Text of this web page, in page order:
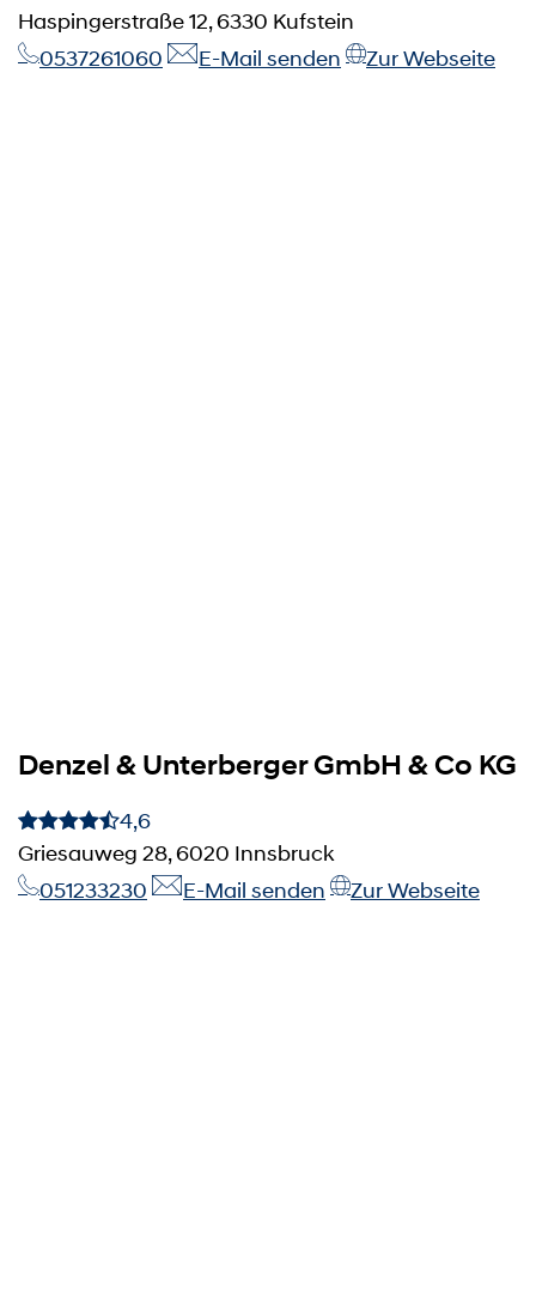
Haspingerstraße 12, 6330 Kufstein
0537261060
E-Mail senden Zur Webseite
Denzel & Unterberger GmbH & Co KG
4,6
Griesauweg 28, 6020 Innsbruck
051233230
E-Mail senden Zur Webseite